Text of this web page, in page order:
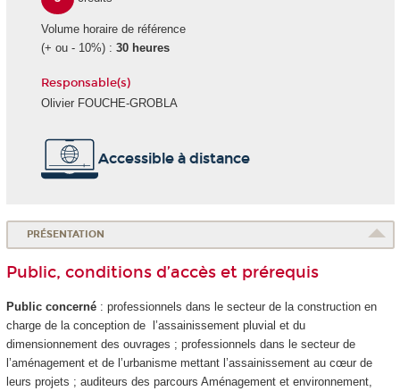
Volume horaire de référence
(+ ou - 10%) : 30 heures
Responsable(s)
Olivier FOUCHE-GROBLA
Accessible à distance
PRÉSENTATION
Public, conditions d’accès et prérequis
Public concerné: professionnels dans le secteur de la construction en
charge de la conception de l’assainissement pluvial et du
dimensionnement des ouvrages ; professionnels dans le secteur de
l’aménagement et de l’urbanisme mettant l’assainissement au cœur de
leurs projets ; auditeurs des parcours Aménagement et environnement,